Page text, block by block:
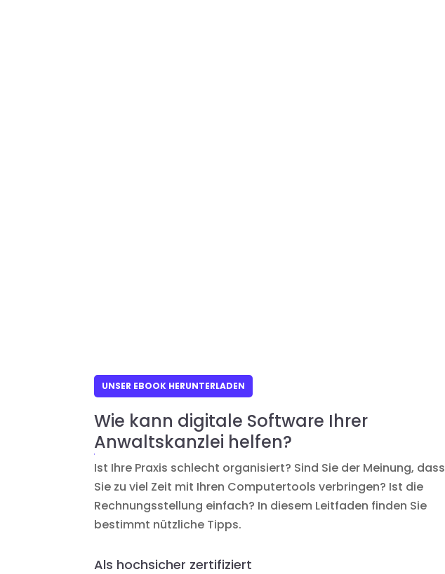
UNSER EBOOK HERUNTERLADEN
Wie kann digitale Software Ihrer
Anwaltskanzlei helfen?
Ist Ihre Praxis schlecht organisiert? Sind Sie der Meinung, dass
Sie zu viel Zeit mit Ihren Computertools verbringen? Ist die
Rechnungsstellung einfach? In diesem Leitfaden finden Sie
bestimmt nützliche Tipps.
Als hochsicher zertifiziert